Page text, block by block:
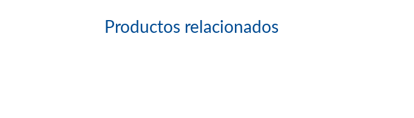
Productos relacionados